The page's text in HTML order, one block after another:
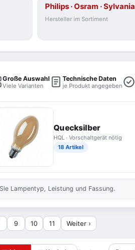
Philips · Osram · Sylvania
Hersteller im Sortiment
Große Auswahl
Viele Varianten
Technische Daten
je Produkt angegeben
Quecksilber
HQL · Vorschaltgerät nötig
18 Artikel
Lampentyp, Leistung und Fassung.
9 10 11 Weiter ›